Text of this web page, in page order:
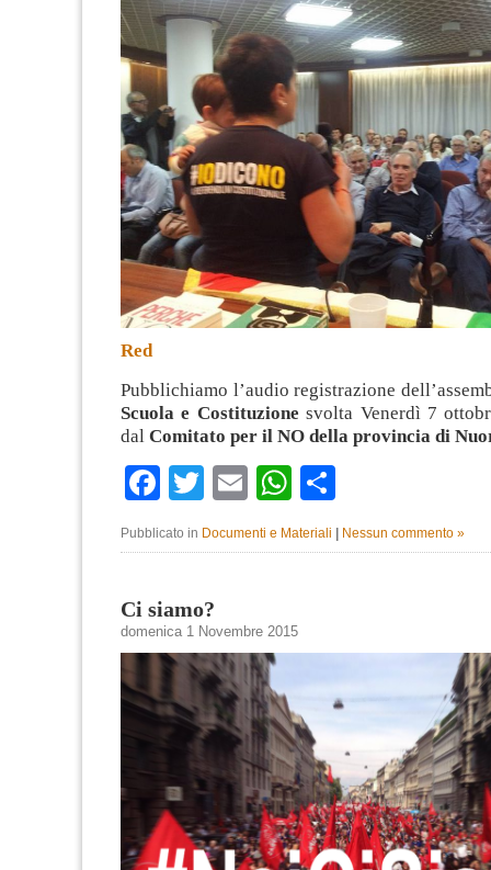
Red
Pubblichiamo l’audio registrazione
Scuola e Costituzione svolta Venerdì 7
dal Comitato per il NO della provincia di
Facebook
TwitterEmailWhatsApp
Pubblicato in Documenti e Materiali Nessun commento »
Ci siamo?
domenica 1 Novembre 2015